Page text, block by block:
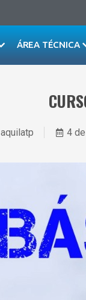
ÁREA TÉCNICA
aquilatp 4